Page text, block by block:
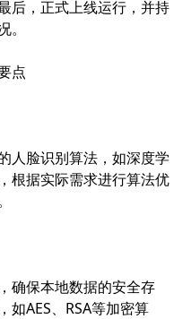
后，正式上线运行，并持
点
人脸识别算法，如深度学
根据实际需求进行算法优
确保本地数据的安全存
如AES、RSA等加密算